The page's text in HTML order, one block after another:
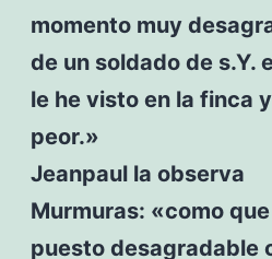
momento muy
de un soldado de s.Y.
le he visto en la finca
peor.»
Jeanpaul la observa
Murmuras: «como
puesto desagradable